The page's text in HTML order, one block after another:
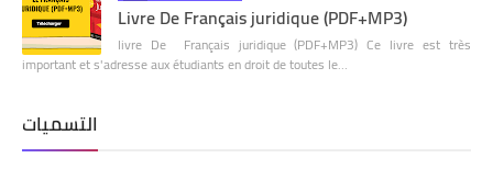
Livre De Français juridique (PDF+MP3)
livre De Français juridique (PDF+MP3) Ce livre est très
important et s'adresse aux étudiants en droit de toutes le…
التسميات